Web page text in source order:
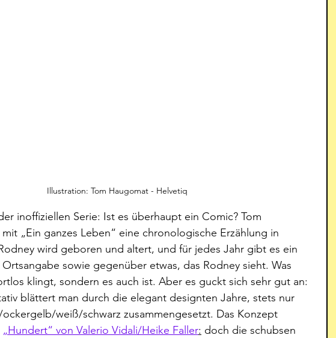
Illustration: Tom Haugomat - Helvetiq
inoffiziellen Serie: Ist es überhaupt ein Comic? Tom
„Ein ganzes Leben“ eine chronologische Erzählung in
wird geboren und altert, und für jedes Jahr gibt es ein
sowie gegenüber etwas, das Rodney sieht. Was
klingt, sondern es auch ist. Aber es guckt sich sehr gut an:
blättert man durch die elegant designten Jahre, stets nur
weiß/schwarz zusammengesetzt. Das Konzept
„Hundert“ von Valerio Vidali/Heike Faller: doch die schubsen